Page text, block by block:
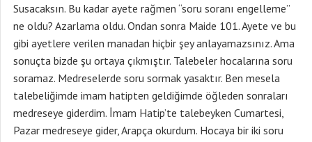
Susacaksın. Bu kadar ayete rağmen “soru soranı engelleme”
ne oldu? Azarlama oldu. Ondan sonra Maide 101. Ayete ve bu
gibi ayetlere verilen manadan hiçbir şey anlayamazsınız. Ama
sonuçta bizde şu ortaya çıkmıştır. Talebeler hocalarına soru
soramaz. Medreselerde soru sormak yasaktır. Ben mesela
talebeliğimde imam hatipten geldiğimde öğleden sonraları
medreseye giderdim. İmam Hatip’te talebeyken Cumartesi,
Pazar medreseye gider, Arapça okurdum. Hocaya bir iki soru